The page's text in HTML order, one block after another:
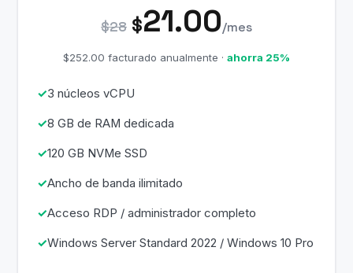
$28 $21.00/mes
$252.00 facturado anualmente · ahorra 25%
3 núcleos vCPU
8 GB de RAM dedicada
120 GB NVMe SSD
Ancho de banda ilimitado
Acceso RDP / administrador completo
Windows Server Standard 2022 / Windows 10 Pro